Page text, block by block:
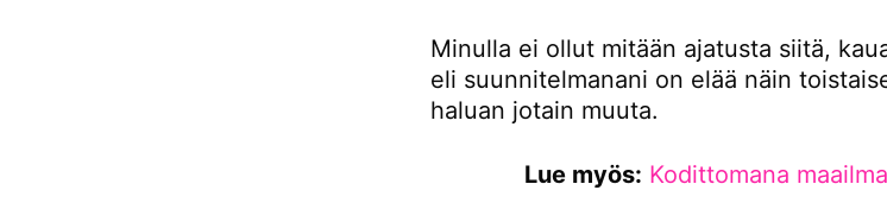
Minulla ei ollut mitään ajatusta siitä,
eli suunnitelmanani on elää näin
haluan jotain muuta.
Lue myös: Kodittomana